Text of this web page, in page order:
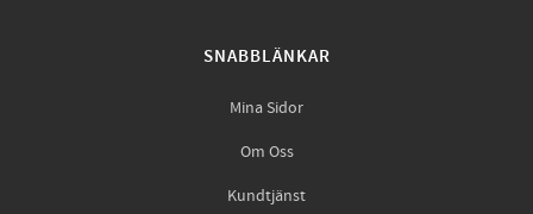
SNABBLÄNKAR
Mina Sidor
Om Oss
Kundtjänst